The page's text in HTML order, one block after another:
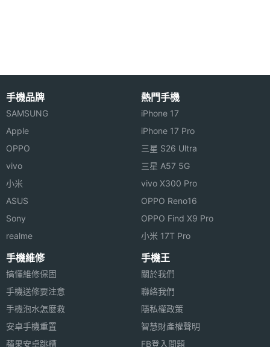
手機品牌
SAMSUNG
Apple
OPPO
vivo
小米
ASUS
Sony
realme
熱門手機
iPhone 17
iPhone 17 Pro
三星 S26 Ultra
三星 A57 5G
vivo X300 Pro
OPPO Reno16
OPPO Find X9 Pro
小米 17T Pro
手機維修
搞懂維修保固
手機送修要注意
手機泡水怎麼救
安卓手機重置
蘋果安卓跳槽
手機王
關於我們
聯絡我們
隱私權政策
智慧財產權聲明
FB登入問題